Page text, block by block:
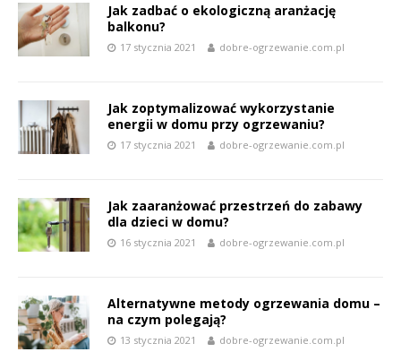
Jak zadbać o ekologiczną aranżację
balkonu?
17 stycznia 2021 dobre-ogrzewanie.com.pl
Jak zoptymalizować wykorzystanie
energii w domu przy ogrzewaniu?
17 stycznia 2021 dobre-ogrzewanie.com.pl
Jak zaaranżować przestrzeń do zabawy
dla dzieci w domu?
16 stycznia 2021 dobre-ogrzewanie.com.pl
Alternatywne metody ogrzewania domu –
na czym polegają?
13 stycznia 2021 dobre-ogrzewanie.com.pl